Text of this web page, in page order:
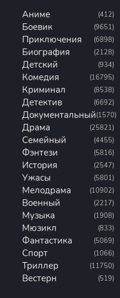
Аниме (412)
Боевик (9651)
Приключения (6898)
Биография (2128)
Детский (934)
Комедия (16795)
Криминал (8538)
Детектив (6692)
Документальный(1570)
Драма (25821)
Семейный (4455)
Фэнтези (5816)
История (2547)
Ужасы (5801)
Мелодрама (10902)
Военный (2217)
Музыка (1908)
Мюзикл (833)
Фантастика (5069)
Спорт (1066)
Триллер (11750)
Вестерн (519)